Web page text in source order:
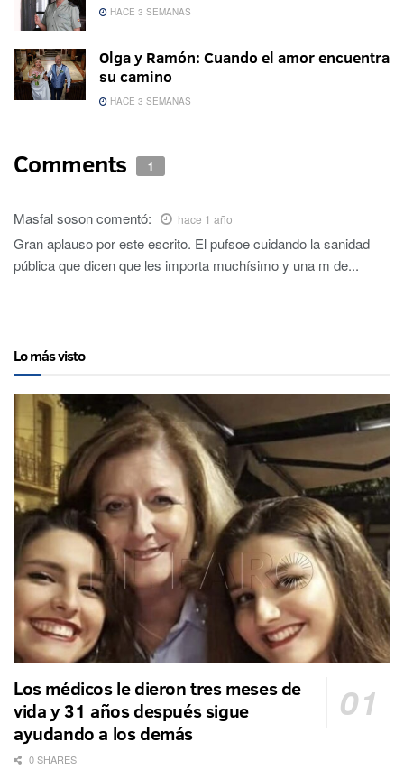
HACE 3 SEMANAS
Olga y Ramón: Cuando el amor encuentra
su camino
HACE 3 SEMANAS
Comments 1
Masfal sosoncomentó: hace 1 año
Gran aplauso por este escrito. El pufsoe cuidando la sanidad
pública que dicen que les importa muchísimo y una m de...
Lo más visto
Los médicos le dieron tres meses de
vida y 31 años después sigue
ayudando a los demás
0 SHARES